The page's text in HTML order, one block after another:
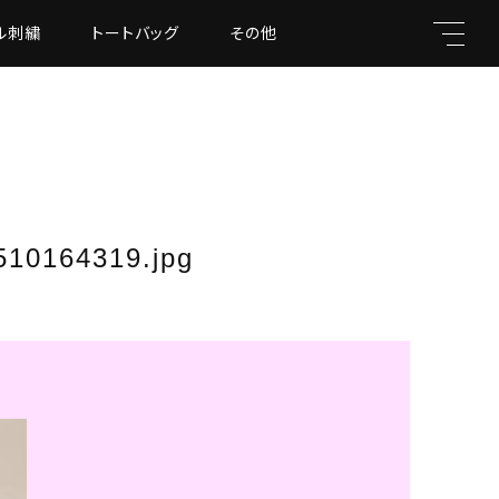
刺繍 トートバッグ その他